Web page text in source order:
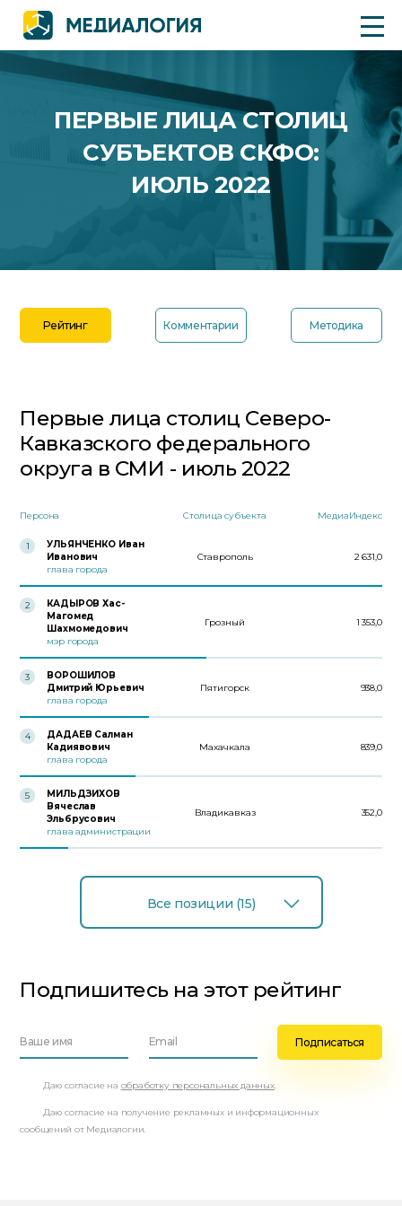
ПЕРВЫЕ ЛИЦА СТОЛИЦ
СУБЪЕКТОВ СКФО:
ИЮЛЬ 2022
Рейтинг Комментарии Методика
Первые лица столиц Северо-
Кавказского федерального
округа в СМИ - июль 2022
Персона Столица субъекта МедиаИндекс
1
УЛЬЯНЧЕНКО Иван
Иванович
глава города
Ставрополь 2 631,0
2
КАДЫРОВ Хас-
Магомед
Шахмомедович
мэр города
Грозный 1 353,0
3
ВОРОШИЛОВ
Дмитрий Юрьевич
глава города
Пятигорск 938,0
4
ДАДАЕВ Салман
Кадиявович
глава города
Махачкала 839,0
5
МИЛЬДЗИХОВ
Вячеслав
Эльбрусович
глава администрации
Владикавказ 352,0
Все позиции (15)
Подпишитесь на этот рейтинг
Даю согласие на обработку персональных данных.
Даю согласие на получение рекламных и информационных
сообщений от Медиалогии.